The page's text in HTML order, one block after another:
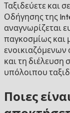
Ταξιδεύετε και
Οδήγησης της
αναγνωρίζεται
παγκοσμίως και
ενοικιαζόμενων
και τη διέλευση
υπόλοιπου
Ποιες